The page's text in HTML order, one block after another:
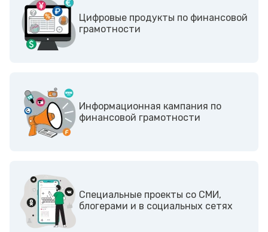
Цифровые продукты по финансовой
грамотности
Информационная кампания по
финансовой грамотности
Cпециальные проекты со СМИ,
блогерами и в социальных сетях